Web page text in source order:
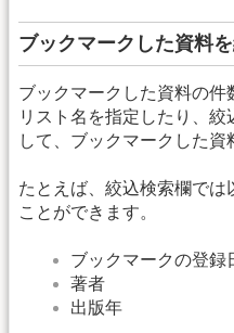
ブックマークした資料
ブックマークした資料の件
リスト名を指定したり、絞
して、ブックマークした資
たとえば、絞込検索欄で
ことができます。
ブックマークの登録
著者
出版年